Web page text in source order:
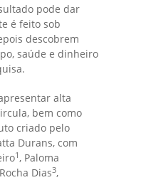
pode dar
é feito sob
descobrem
saúde e dinheiro
alta
bem como
criado pelo
Durans, com
1, Paloma
Dias3,